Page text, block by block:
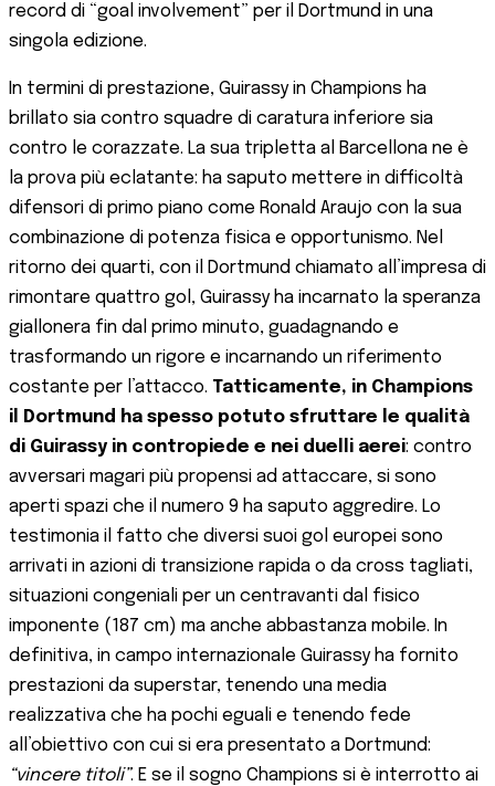
record di “goal involvement” per il Dortmund in una
singola edizione​.
In termini di prestazione, Guirassy in Champions ha
brillato sia contro squadre di caratura inferiore sia
contro le corazzate. La sua tripletta al Barcellona ne è
la prova più eclatante: ha saputo mettere in difficoltà
difensori di primo piano come Ronald Araujo con la sua
combinazione di potenza fisica e opportunismo. Nel
ritorno dei quarti, con il Dortmund chiamato all’impresa di
rimontare quattro gol, Guirassy ha incarnato la speranza
giallonera fin dal primo minuto, guadagnando e
trasformando un rigore e incarnando un riferimento
costante per l’attacco. Tatticamente, in Champions
il Dortmund ha spesso potuto sfruttare le qualità
di Guirassy in contropiede e nei duelli aerei: contro
avversari magari più propensi ad attaccare, si sono
aperti spazi che il numero 9 ha saputo aggredire. Lo
testimonia il fatto che diversi suoi gol europei sono
arrivati in azioni di transizione rapida o da cross tagliati,
situazioni congeniali per un centravanti dal fisico
imponente (187 cm) ma anche abbastanza mobile. In
definitiva, in campo internazionale Guirassy ha fornito
prestazioni da superstar, tenendo una media
realizzativa che ha pochi eguali e tenendo fede
all’obiettivo con cui si era presentato a Dortmund:
“vincere titoli”. E se il sogno Champions si è interrotto ai